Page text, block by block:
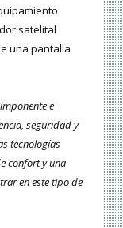
satelital
una pantalla
e
seguridad y
tecnologías
confort y una
en este tipo de